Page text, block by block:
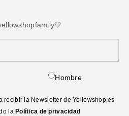
Hombre
recibir la Newsletter de Yellowshop.es
la Política de privacidad